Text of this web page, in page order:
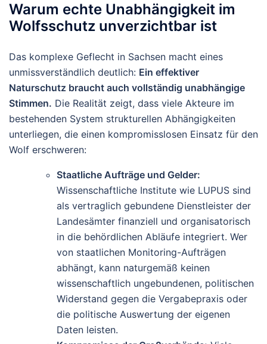
Warum echte Unabhängigkeit im
Wolfsschutz unverzichtbar ist
Das komplexe Geflecht in Sachsen macht eines
unmissverständlich deutlich: Ein effektiver
Naturschutz braucht auch vollständig unabhängige
Stimmen. Die Realität zeigt, dass viele Akteure im
bestehenden System strukturellen Abhängigkeiten
unterliegen, die einen kompromisslosen Einsatz für den
Wolf erschweren:
Staatliche Aufträge und Gelder:
Wissenschaftliche Institute wie LUPUS sind
als vertraglich gebundene Dienstleister der
Landesämter finanziell und organisatorisch
in die behördlichen Abläufe integriert. Wer
von staatlichen Monitoring-Aufträgen
abhängt, kann naturgemäß keinen
wissenschaftlich ungebundenen, politischen
Widerstand gegen die Vergabepraxis oder
die politische Auswertung der eigenen
Daten leisten.